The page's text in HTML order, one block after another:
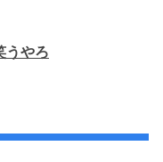
うやろ